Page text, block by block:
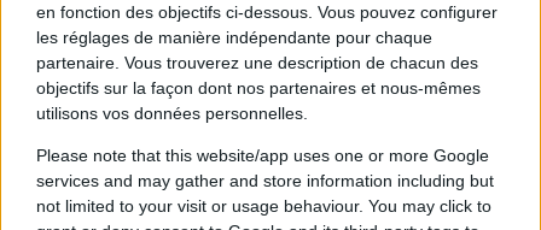
en fonction des objectifs ci-dessous. Vous pouvez configurer
les réglages de manière indépendante pour chaque
partenaire. Vous trouverez une description de chacun des
objectifs sur la façon dont nos partenaires et nous-mêmes
utilisons vos données personnelles.
Please note that this website/app uses one or more Google
services and may gather and store information including but
not limited to your visit or usage behaviour. You may click to